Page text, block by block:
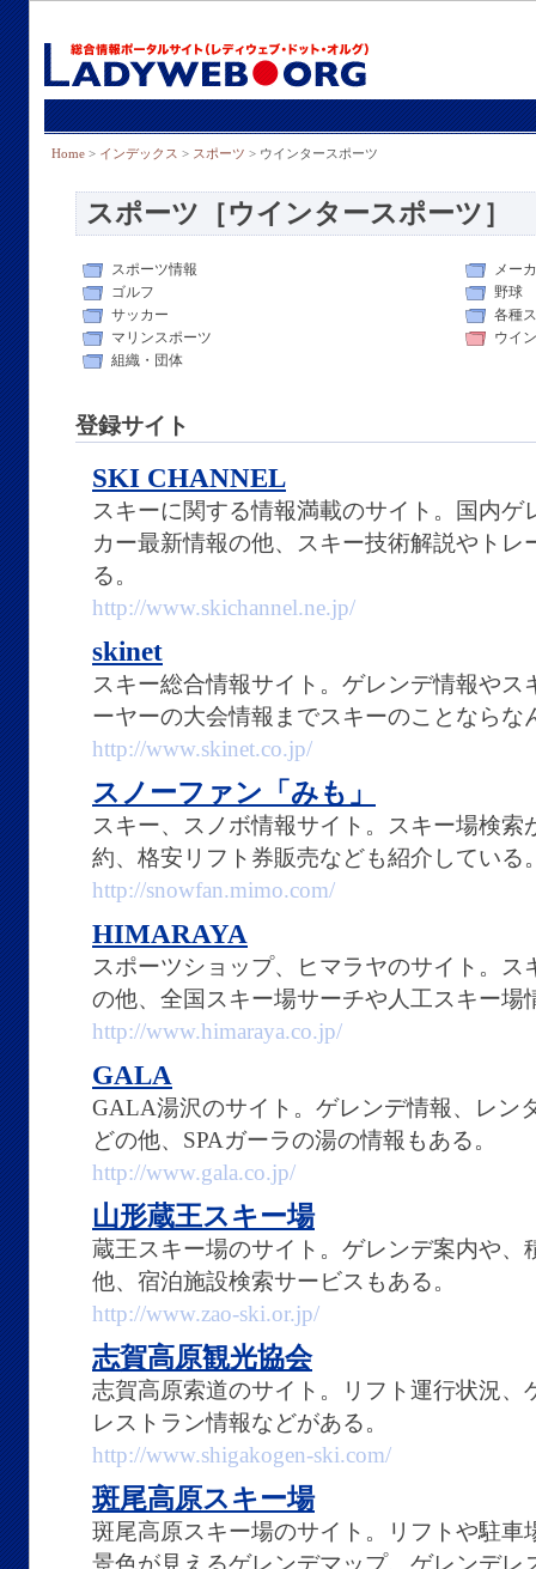
Home > インデックス > スポーツ > ウインタースポーツ
スポーツ［ウインタースポーツ］
スポーツ情報
メー
ゴルフ
野球
サッカー
各種
マリンスポーツ
ウイ
組織・団体
登録サイト
SKI CHANNEL
スキーに関する情報満載のサイト。国内
カー最新情報の他、スキー技術解説やト
る。
http://www.skichannel.ne.jp/
skinet
スキー総合情報サイト。ゲレンデ情報や
ーヤーの大会情報までスキーのことならな
http://www.skinet.co.jp/
スノーファン「みも」
スキー、スノボ情報サイト。スキー場検
約、格安リフト券販売なども紹介している
http://snowfan.mimo.com/
HIMARAYA
スポーツショップ、ヒマラヤのサイト。
の他、全国スキー場サーチや人工スキー場
http://www.himaraya.co.jp/
GALA
GALA湯沢のサイト。ゲレンデ情報、レン
どの他、SPAガーラの湯の情報もある。
http://www.gala.co.jp/
山形蔵王スキー場
蔵王スキー場のサイト。ゲレンデ案内や、
他、宿泊施設検索サービスもある。
http://www.zao-ski.or.jp/
志賀高原観光協会
志賀高原索道のサイト。リフト運行状況、
レストラン情報などがある。
http://www.shigakogen-ski.com/
斑尾高原スキー場
斑尾高原スキー場のサイト。リフトや駐車
景色が見えるゲレンデマップ、ゲレンデレ